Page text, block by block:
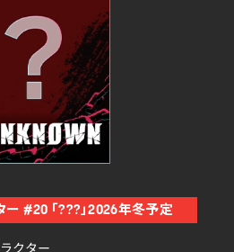
ー #20 「???」2026年冬予定
クター